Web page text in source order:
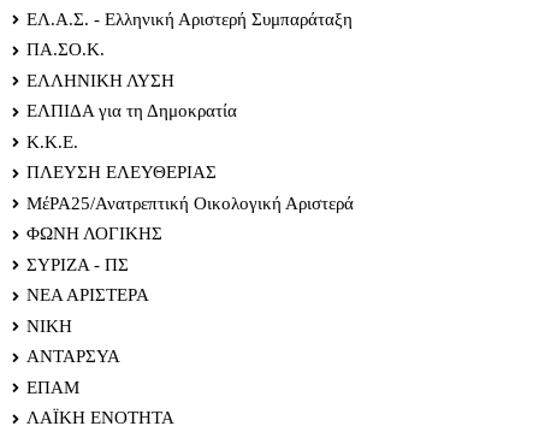
ΕΛ.Α.Σ. - Ελληνική Αριστερή Συμπαράταξη
ΠΑ.ΣΟ.Κ.
ΕΛΛΗΝΙΚΗ ΛΥΣΗ
ΕΛΠΙΔΑ για τη Δημοκρατία
Κ.Κ.Ε.
ΠΛΕΥΣΗ ΕΛΕΥΘΕΡΙΑΣ
ΜέΡΑ25/Ανατρεπτική Οικολογική Αριστερά
ΦΩΝΗ ΛΟΓΙΚΗΣ
ΣΥΡΙΖΑ - ΠΣ
ΝΕΑ ΑΡΙΣΤΕΡΑ
ΝΙΚΗ
ΑΝΤΑΡΣΥΑ
ΕΠΑΜ
ΛΑΪΚΗ ΕΝΟΤΗΤΑ